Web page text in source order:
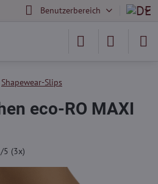
Benutzerbereich
Shapewear-Slips
eco-RO MAXI
/5 (3x)